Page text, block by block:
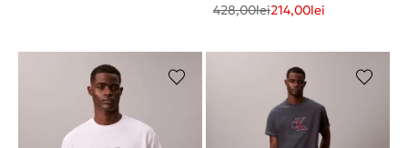
428,00lei214,00lei